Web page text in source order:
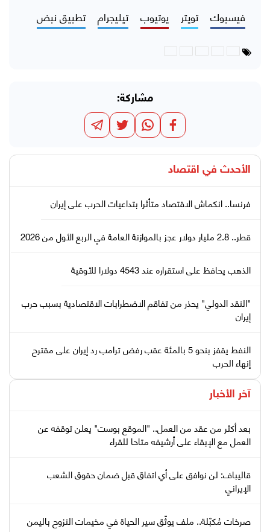
فيسبوك تويتر يوتيوب تيليجرام تطبيق نبض
مشاركة:
الأحدث في اقتصاد
فرنسا.. انكماش الاقتصاد متأثرا بتداعيات الحرب على إيران
قطر.. 2.8 مليار دولار عجز بالموازنة العامة في الربع الأول من 2026
الذهب يحافظ على استقراره عند 4543 دولارا للأوقية
"النقد الدولي" يحذر من تفاقم الاضطرابات الاقتصادية بسبب حرب
إيران
النفط يقفز بنحو 5 بالمئة عقب رفض ترامب رد إيران على مقترح
إنهاء الحرب
آخر الأخبار
بعد أكثر من عقد من العمل.. "الموقع بوست" يعلن توقفه عن
العمل مع الإبقاء على أرشيفه متاحا للقراء
قاليباف: لن نوافق على أي اتفاق قبل ضمان حقوق الشعب
الإيراني
صرخات مُكبّلة.. ملف يوثّق سير الحياة في مخيمات النزوح باليمن